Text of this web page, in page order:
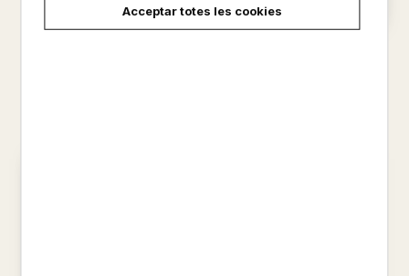
QUE NO HEM DE PERDRE
ANNA TORTAJADA / NURIA
Acceptar totes les cookies